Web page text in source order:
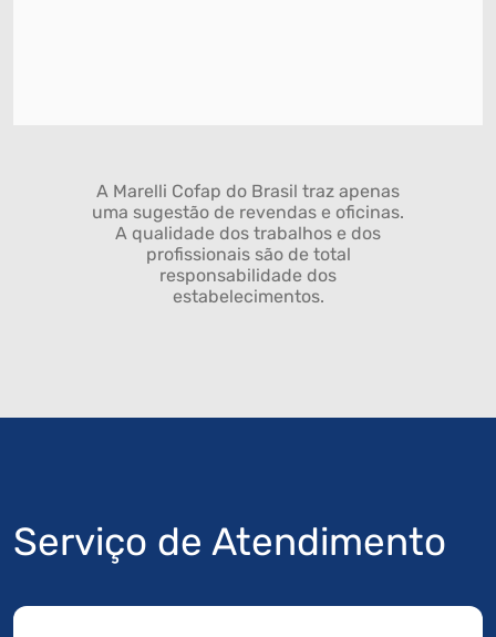
A Marelli Cofap do Brasil traz apenas
uma sugestão de revendas e oficinas.
A qualidade dos trabalhos e dos
profissionais são de total
responsabilidade dos
estabelecimentos.
Serviço de Atendimento